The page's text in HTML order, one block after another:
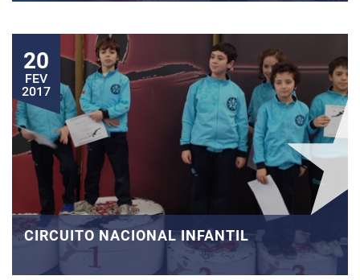
20
FEV
2017
CIRCUITO NACIONAL INFANTIL